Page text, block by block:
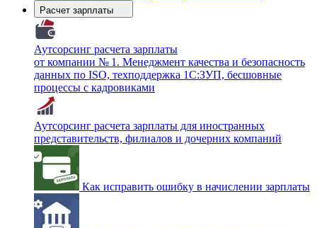
Расчет зарплаты
Аутсорсинг расчета зарплаты
от компании № 1. Менеджмент качества и безопасность
данных по ISO, техподдержка 1С:ЗУП, бесшовные
процессы с кадровиками
Аутсорсинг расчета зарплаты для иностранных
представительств, филиалов и дочерних компаний
Как исправить ошибку в начислении зарплаты